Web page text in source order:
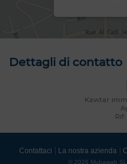
Dettagli di contatto
Kawtar
Contattaci La nostra azienda
© 2026 Mubawab